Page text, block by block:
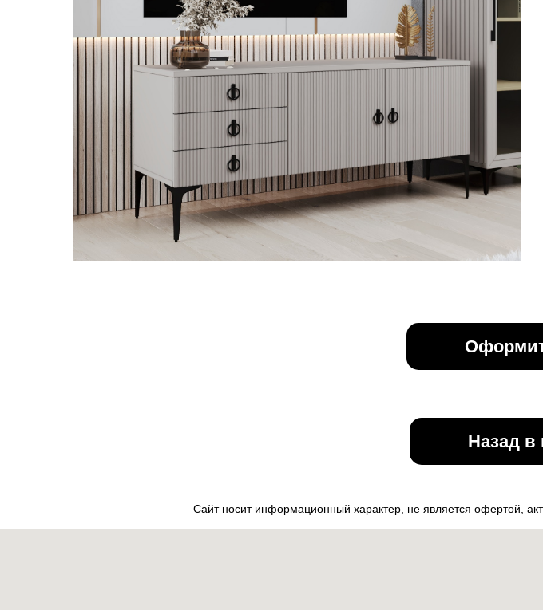
Назад в
Сайт носит информационный характер, не является офертой,